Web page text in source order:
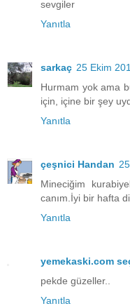
sevgiler
Yanıtla
sarkaç 25 Ekim
Hurmam yok ama
için, içine bir şey
Yanıtla
çeşnici Handan
Mineciğim
canım.İyi bir hafta
Yanıtla
yemekaski.com
pekde güzeller..
Yanıtla